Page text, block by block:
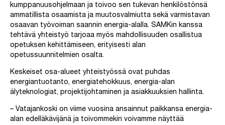
kumppanuusohjelmaan ja toivoo sen tukevan henkilöstönsä
ammatillista osaamista ja muutosvalmiutta sekä varmistavan
osaavan työvoiman saannin energia-alalla. SAMKin kanssa
tehtävä yhteistyö tarjoaa myös mahdollisuuden osallistua
opetuksen kehittämiseen, erityisesti alan
opetussuunnitelmien osalta.
Keskeiset osa-alueet yhteistyössä ovat puhdas
energiantuotanto, energiatehokkuus, energia-alan
älyteknologiat, projektijohtaminen ja asiakkuuksien hallinta.
– Vatajankoski on viime vuosina ansainnut paikkansa energia-
alan edelläkävijänä ja toivommekin voivamme näyttää